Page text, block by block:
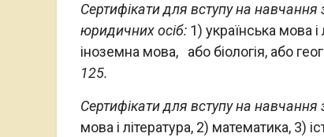
Сертифікати для вступу на
юридичних осіб: 1) українська мова і
іноземна мова, або біологія, або
125.
Сертифікати для вступу на
мова і література, 2) математика, 3)